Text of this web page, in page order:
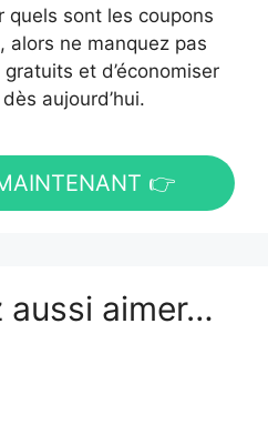
sont les coupons
alors ne manquez pas
et d’économiser
aujourd’hui.
👉
aussi aimer…